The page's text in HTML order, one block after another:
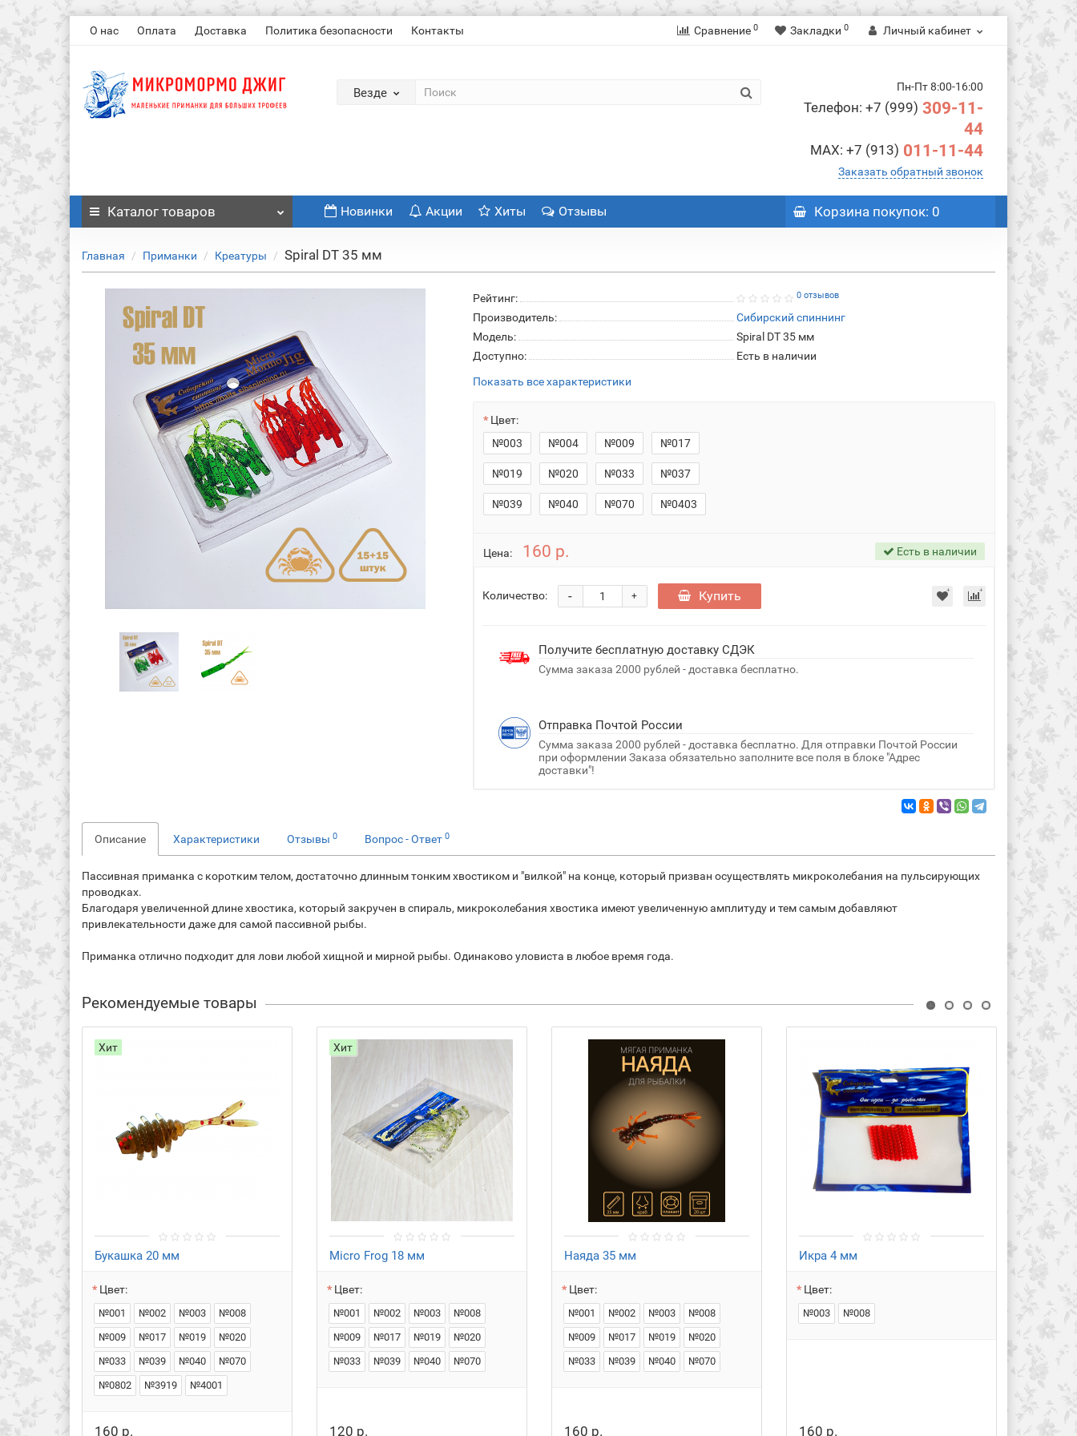
О нас Оплата Доставка Политика безопасности Контакты Сравнение 0 Закладки 0 Личный кабинет
Везде Пн-Пт 8:00-16:00
Телефон: +7 (999) 309-11-
44
MAX: +7 (913) 011-11-44
Заказать обратный звонок
Каталог товаров Новинки Акции Хиты Отзывы Корзинапокупок: 0
Главная Приманки Креатуры Spiral DT 35 мм
Рейтинг: 0 отзывов
Производитель:
Сибирский спиннинг
Модель:
Spiral DT 35 мм
Доступно:
Есть в наличии
Показать все характеристики
Цвет:
№003
№004 №009 №017
№019 №020 №033 №037
№039 №040 №070 №0403
Цена: 160 р. Есть в наличии
Количество: +
- Купить
Получите бесплатную доставку СДЭК
Сумма заказа 2000 рублей - доставка бесплатно.
Отправка Почтой России
Сумма заказа 2000 рублей - доставка бесплатно. Для отправки Почтой России
при оформлении Заказа обязательно заполните все поля в блоке "Адрес
доставки"!
Описание Характеристики Отзывы 0 Вопрос - Ответ 0
Пассивная приманка с коротким телом, достаточно длинным тонким хвостиком и "вилкой" на конце, который призван осуществлять микроколебания на пульсирующих
проводках.
Благодаря увеличенной длине хвостика, который закручен в спираль, микроколебания хвостика имеют увеличенную амплитуду и тем самым добавляют
привлекательности даже для самой пассивной рыбы.
Приманка отлично подходит для лови любой хищной и мирной рыбы. Одинаково уловиста в любое время года.
Рекомендуемые товары
Хит
Букашка 20 мм
Цвет:
№001 №002 №003
№008
№009
№017 №019
№020
№033
№039 №040
№070
№0802
№3919 №4001
160 р.
Хит
Micro Frog 18 мм
Цвет:
№001 №002 №003
№008
№009
№017 №019
№020
№033
№039 №040 №070
120 р.
Наяда 35 мм
Цвет:
№001 №002 №003
№008
№009
№017 №019
№020
№033
№039 №040 №070
160 р.
Икра 4 мм
Цвет:
№003 №008
160 р.
Муха
Цвет:
№001
№009
№033
№070
160 р.